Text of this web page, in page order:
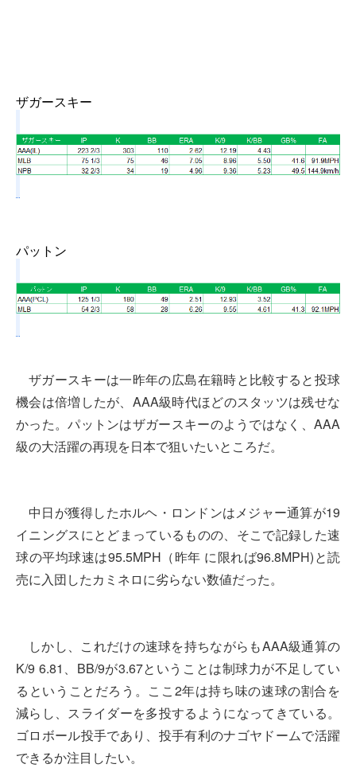
ザガースキー
パットン
ザガースキーは一昨年の広島在籍時と比較すると投球
機会は倍増したが、AAA級時代ほどのスタッツは残せな
かった。パットンはザガースキーのようではなく、AAA
級の大活躍の再現を日本で狙いたいところだ。
中日が獲得したホルヘ・ロンドンはメジャー通算が19
イニングスにとどまっているものの、そこで記録した速
球の平均球速は95.5MPH（昨年 に限れば96.8MPH)と読
売に入団したカミネロに劣らない数値だった。
しかし、これだけの速球を持ちながらもAAA級通算の
K/9 6.81、BB/9が3.67ということは制球力が不足してい
るということだろう。ここ2年は持ち味の速球の割合を
減らし、スライダーを多投するようになってきている。
ゴロボール投手であり、投手有利のナゴヤドームで活躍
できるか注目したい。